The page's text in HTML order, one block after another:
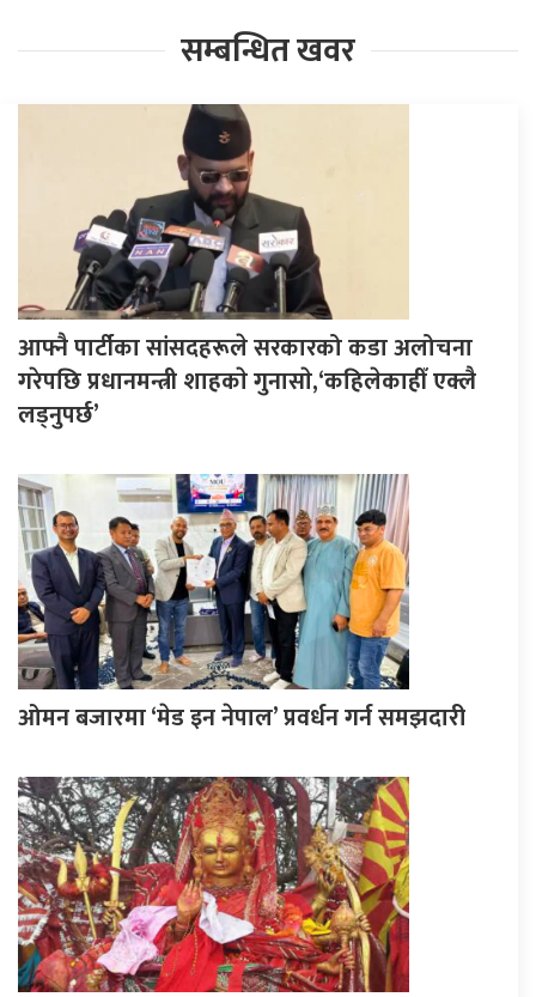
सम्बन्धित खवर
आफ्नै पार्टीका सांसदहरूले सरकारको कडा अलोचना
गरेपछि प्रधानमन्त्री शाहकाे गुनासाे,‘कहिलेकाहीँ एक्लै
लड्नुपर्छ’
ओमन बजारमा ‘मेड इन नेपाल’ प्रवर्धन गर्न समझदारी